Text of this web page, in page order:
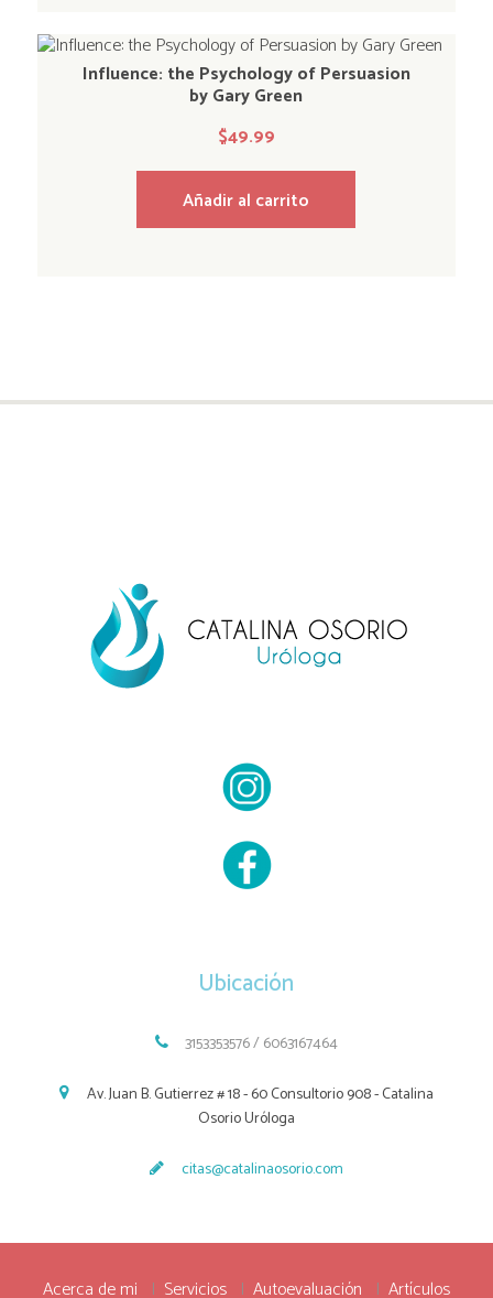
Influence: the Psychology of Persuasion
by Gary Green
$49.99
Añadir al carrito
Ubicación
3153353576 / 6063167464
Av. Juan B. Gutierrez # 18 - 60 Consultorio 908 - Catalina
Osorio Uróloga
citas@catalinaosorio.com
Acerca de mi Servicios Autoevaluación Artículos